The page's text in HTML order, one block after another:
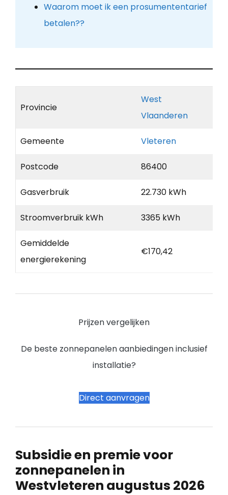
Waarom moet ik een prosumententarief
betalen??
Provincie
West
Vlaanderen
Gemeente Vleteren
Postcode 86400
Gasverbruik 22.730 kWh
Stroomverbruik kWh 3365 kWh
Gemiddelde
energierekening
€170,42
Prijzen vergelijken
De beste zonnepanelen aanbiedingen inclusief
installatie?
Direct aanvragen
Subsidie en premie voor
zonnepanelen in
Westvleteren augustus 2026